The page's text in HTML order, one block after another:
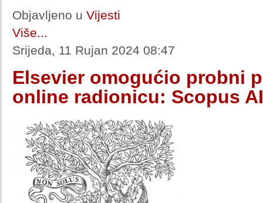
Objavljeno u Vijesti
Više...
Srijeda, 11 Rujan 2024 08:47
Elsevier omogućio probni
online radionicu: Scopus AI